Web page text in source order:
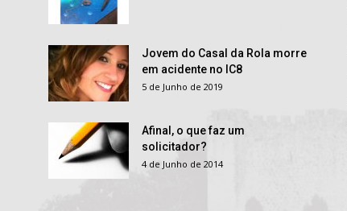
Jovem do Casal da Rola morre
em acidente no IC8
5 de Junho de 2019
Afinal, o que faz um
solicitador?
4 de Junho de 2014